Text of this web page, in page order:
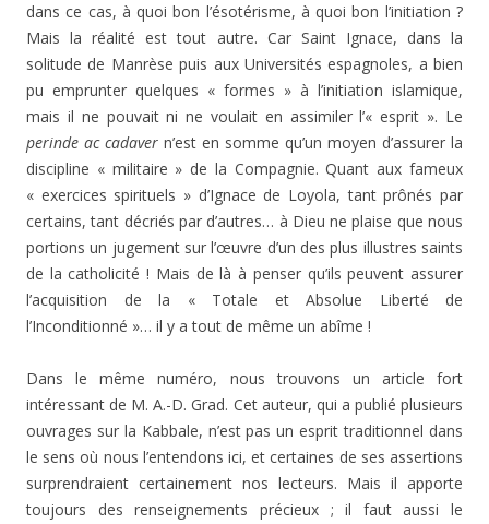
dans ce cas, à quoi bon l’ésotérisme, à quoi bon l’initiation ?
Mais la réalité est tout autre. Car Saint Ignace, dans la
solitude de Manrèse puis aux Universités espagnoles, a bien
pu emprunter quelques « formes » à l’initiation islamique,
mais il ne pouvait ni ne voulait en assimiler l’« esprit ». Le
perinde ac cadaver n’est en somme qu’un moyen d’assurer la
discipline « militaire » de la Compagnie. Quant aux fameux
« exercices spirituels » d’Ignace de Loyola, tant prônés par
certains, tant décriés par d’autres… à Dieu ne plaise que nous
portions un jugement sur l’œuvre d’un des plus illustres saints
de la catholicité ! Mais de là à penser qu’ils peuvent assurer
l’acquisition de la « Totale et Absolue Liberté de
l’Inconditionné »… il y a tout de même un abîme !
Dans le même numéro, nous trouvons un article fort
intéressant de M. A.-D. Grad. Cet auteur, qui a publié plusieurs
ouvrages sur la Kabbale, n’est pas un esprit traditionnel dans
le sens où nous l’entendons ici, et certaines de ses assertions
surprendraient certainement nos lecteurs. Mais il apporte
toujours des renseignements précieux ; il faut aussi le